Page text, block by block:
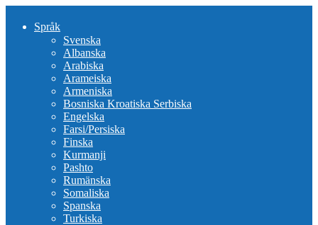
Språk
Svenska
Albanska
Arabiska
Arameiska
Armeniska
Bosniska Kroatiska Serbiska
Engelska
Farsi/Persiska
Finska
Kurmanji
Pashto
Rumänska
Somaliska
Spanska
Turkiska